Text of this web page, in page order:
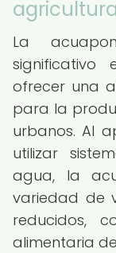
La
ofrecer una
para la
urbanos. Al
utilizar
agua, la
variedad de
reducidos,
alimentaria